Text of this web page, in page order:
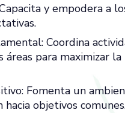
y empodera a
Coordina
áreas para maximizar
Fomenta un
objetivos